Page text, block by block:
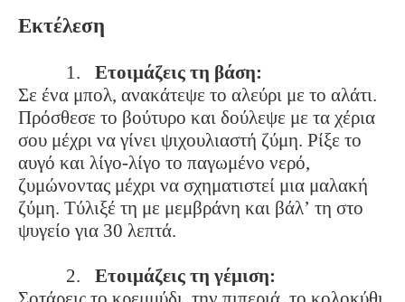
Εκτέλεση
1.
Ετοιμάζεις τη βάση:
Σε ένα μπολ, ανακάτεψε το αλεύρι με το αλάτι.
Πρόσθεσε το βούτυρο και δούλεψε με τα χέρια
σου μέχρι να γίνει ψιχουλιαστή ζύμη. Ρίξε το
αυγό και λίγο-λίγο το παγωμένο νερό,
ζυμώνοντας μέχρι να σχηματιστεί μια μαλακή
ζύμη. Τύλιξέ τη με μεμβράνη και βάλ’ τη στο
ψυγείο για 30 λεπτά.
2.
Ετοιμάζεις τη γέμιση: